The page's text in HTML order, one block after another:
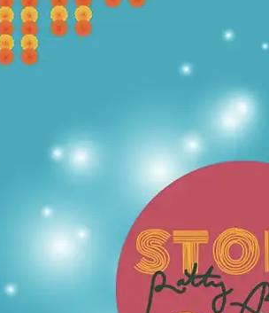
für Kolonialgeschichte